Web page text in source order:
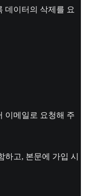
데이터의 삭제를 요
이메일로 요청해 주
고, 본문에 가입 시